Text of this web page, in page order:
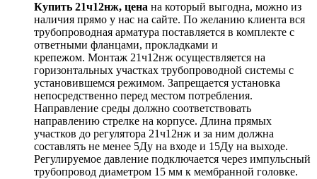
Купить 21ч12нж, цена на который выгодна, можно из
наличия прямо у нас на сайте. По желанию клиента вся
трубопроводная арматура поставляется в комплекте с
ответными фланцами, прокладками и
крепежом. Монтаж 21ч12нж осуществляется на
горизонтальных участках трубопроводной системы с
установившемся режимом. Запрещается установка
непосредственно перед местом потребления.
Направление среды должно соответствовать
направлению стрелке на корпусе. Длина прямых
участков до регулятора 21ч12нж и за ним должна
составлять не менее 5Ду на входе и 15Ду на выходе.
Регулируемое давление подключается через импульсный
трубопровод диаметром 15 мм к мембранной головке.